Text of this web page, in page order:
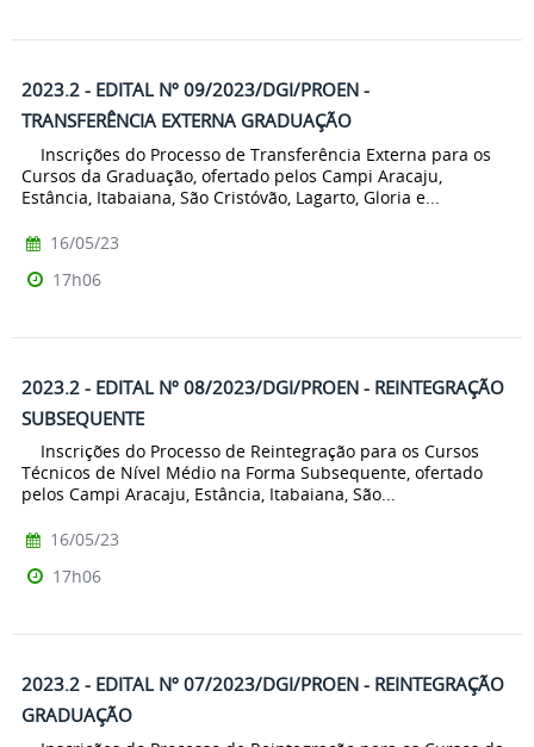
2023.2 - EDITAL Nº 09/2023/DGI/PROEN -
TRANSFERÊNCIA EXTERNA GRADUAÇÃO
Inscrições do Processo de Transferência Externa para os
Cursos da Graduação, ofertado pelos Campi Aracaju,
Estância, Itabaiana, São Cristóvão, Lagarto, Gloria e...
16/05/23
17h06
2023.2 - EDITAL Nº 08/2023/DGI/PROEN - REINTEGRAÇÃO
SUBSEQUENTE
Inscrições do Processo de Reintegração para os Cursos
Técnicos de Nível Médio na Forma Subsequente, ofertado
pelos Campi Aracaju, Estância, Itabaiana, São...
16/05/23
17h06
2023.2 - EDITAL Nº 07/2023/DGI/PROEN - REINTEGRAÇÃO
GRADUAÇÃO